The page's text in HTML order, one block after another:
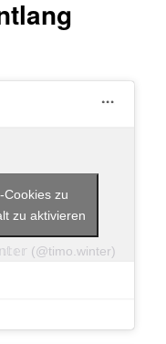
(@timo.winter)
Cookies zu
zu aktivieren